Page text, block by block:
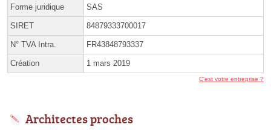
Forme juridique SAS
SIRET 84879333700017
N° TVA Intra. FR43848793337
Création 1 mars 2019
C'est votre entreprise ?
Architectes proches